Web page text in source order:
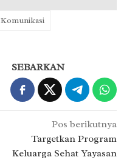
Komunikasi
SEBARKAN
Pos berikutnya
Targetkan Program
Keluarga Sehat Yayasan